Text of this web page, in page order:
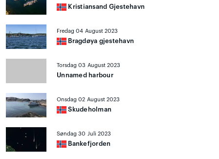
Kristiansand Gjestehavn
Fredag 04 August 2023
Bragdøya gjestehavn
Torsdag 03 August 2023
Unnamed harbour
Onsdag 02 August 2023
Skudeholman
Søndag 30 Juli 2023
Bankefjorden